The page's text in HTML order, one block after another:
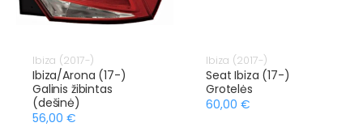
Ibiza (2017-)
Ibiza/Arona (17-)
Galinis žibintas
(dešinė)
56,00 €
Ibiza (2017-)
Seat Ibiza (17-)
Grotelės
60,00 €